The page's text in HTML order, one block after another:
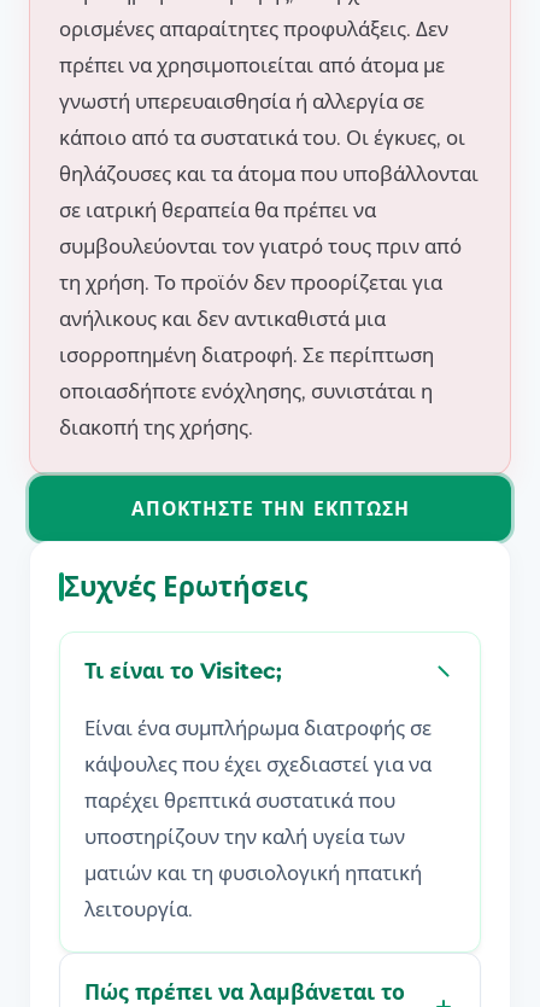
ορισμένες απαραίτητες προφυλάξεις. Δεν
πρέπει να χρησιμοποιείται από άτομα με
γνωστή υπερευαισθησία ή αλλεργία σε
κάποιο από τα συστατικά του. Οι έγκυες, οι
θηλάζουσες και τα άτομα που υποβάλλονται
σε ιατρική θεραπεία θα πρέπει να
συμβουλεύονται τον γιατρό τους πριν από
τη χρήση. Το προϊόν δεν προορίζεται για
ανήλικους και δεν αντικαθιστά μια
ισορροπημένη διατροφή. Σε περίπτωση
οποιασδήποτε ενόχλησης, συνιστάται η
διακοπή της χρήσης.
ΑΠΟΚΤΉΣΤΕ ΤΗΝ ΈΚΠΤΩΣΗ
Συχνές Ερωτήσεις
Τι είναι το Visitec;
Είναι ένα συμπλήρωμα διατροφής σε
κάψουλες που έχει σχεδιαστεί για να
παρέχει θρεπτικά συστατικά που
υποστηρίζουν την καλή υγεία των
ματιών και τη φυσιολογική ηπατική
λειτουργία.
Πώς πρέπει να λαμβάνεται το